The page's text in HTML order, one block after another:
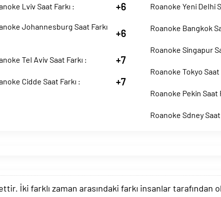
Lviv Saat Farkı : +6
Johannesburg Saat Farkı
+6
Tel Aviv Saat Farkı : +7
Cidde Saat Farkı : +7
Roanoke Yeni Delhi
Roanoke Bangkok
Roanoke Singapur
Roanoke Tokyo Saat
Roanoke Pekin Saat
Roanoke Sdney Saat
İki farklı zaman arasındaki farkı insanlar